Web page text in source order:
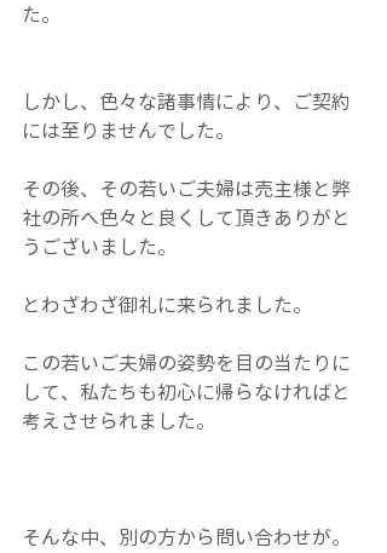
た。
しかし、色々な諸事情により、ご契約
には至りませんでした。
その後、その若いご夫婦は売主様と弊
社の所へ色々と良くして頂きありがと
うございました。
とわざわざ御礼に来られました。
この若いご夫婦の姿勢を目の当たりに
して、私たちも初心に帰らなければと
考えさせられました。
そんな中、別の方から問い合わせが。